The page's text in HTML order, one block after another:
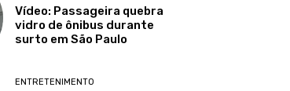
Vídeo: Passageira quebra
vidro de ônibus durante
surto em São Paulo
ENTRETENIMENTO